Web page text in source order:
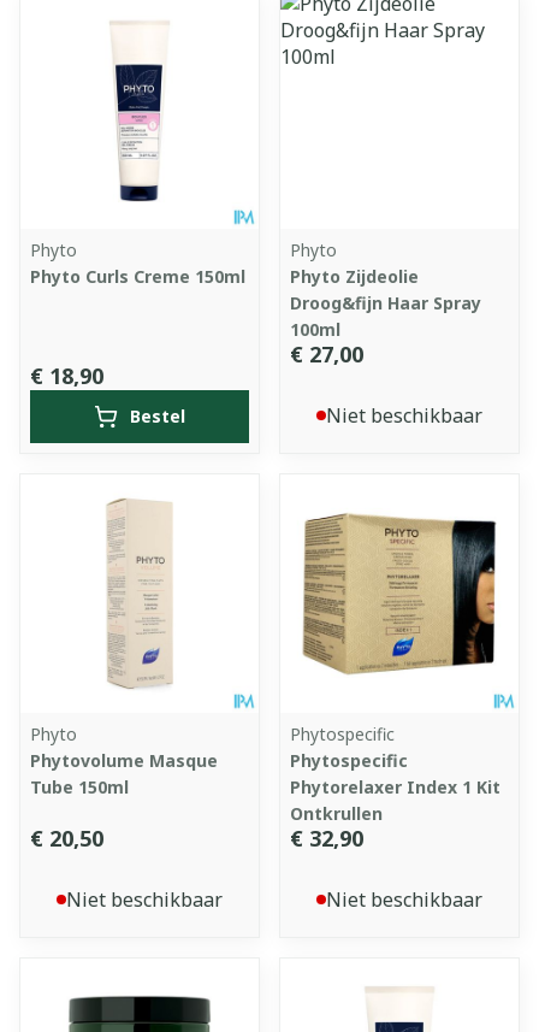
Phyto
Phyto Curls Creme 150ml
€ 18,90
Bestel
Phyto
Phyto Zijdeolie
Droog&fijn Haar Spray
100ml
€ 27,00
Niet beschikbaar
Phyto
Phytovolume Masque
Tube 150ml
€ 20,50
Niet beschikbaar
Phytospecific
Phytospecific
Phytorelaxer Index 1 Kit
Ontkrullen
€ 32,90
Niet beschikbaar